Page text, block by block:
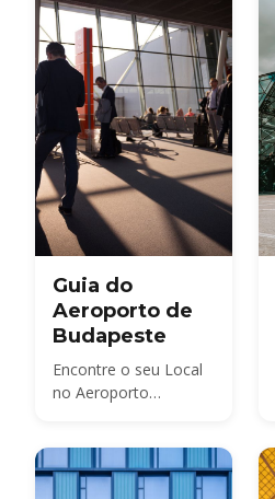
Guia do
Aeroporto de
Budapeste
Encontre o seu Local
no Aeroporto